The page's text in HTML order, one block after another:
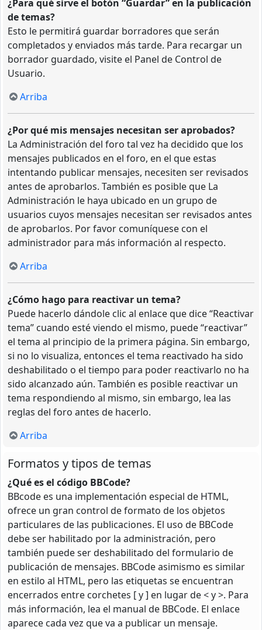
¿Para qué sirve el botón “Guardar” en la publicación
de temas?
Esto le permitirá guardar borradores que serán
completados y enviados más tarde. Para recargar un
borrador guardado, visite el Panel de Control de
Usuario.
Arriba
¿Por qué mis mensajes necesitan ser aprobados?
La Administración del foro tal vez ha decidido que los
mensajes publicados en el foro, en el que estas
intentando publicar mensajes, necesiten ser revisados
antes de aprobarlos. También es posible que La
Administración le haya ubicado en un grupo de
usuarios cuyos mensajes necesitan ser revisados antes
de aprobarlos. Por favor comuníquese con el
administrador para más información al respecto.
Arriba
¿Cómo hago para reactivar un tema?
Puede hacerlo dándole clic al enlace que dice “Reactivar
tema” cuando esté viendo el mismo, puede “reactivar”
el tema al principio de la primera página. Sin embargo,
si no lo visualiza, entonces el tema reactivado ha sido
deshabilitado o el tiempo para poder reactivarlo no ha
sido alcanzado aún. También es posible reactivar un
tema respondiendo al mismo, sin embargo, lea las
reglas del foro antes de hacerlo.
Arriba
Formatos y tipos de temas
¿Qué es el código BBCode?
BBcode es una implementación especial de HTML,
ofrece un gran control de formato de los objetos
particulares de las publicaciones. El uso de BBCode
debe ser habilitado por la administración, pero
también puede ser deshabilitado del formulario de
publicación de mensajes. BBCode asimismo es similar
en estilo al HTML, pero las etiquetas se encuentran
encerrados entre corchetes [ y ] en lugar de < y >. Para
más información, lea el manual de BBCode. El enlace
aparece cada vez que va a publicar un mensaje.